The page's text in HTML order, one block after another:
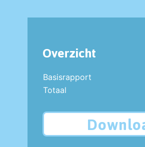
Overzicht
Basisrapport
Totaal